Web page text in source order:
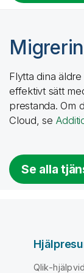
Flytta dina
effektivt sätt
prestanda. Om
Cloud, se
Se alla
Qlik-